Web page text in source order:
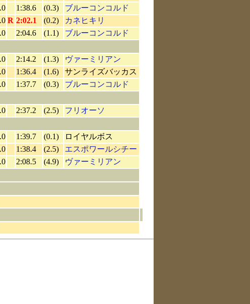
1:38.6 (0.3)
ブルーコンコルド
R 2:02.1 (0.2)
カネヒキリ
2:04.6 (1.1)
ブルーコンコルド
2:14.2 (1.3)
ヴァーミリアン
1:36.4 (1.6)
サンライズバッカス
1:37.7 (0.3)
ブルーコンコルド
2:37.2 (2.5)
フリオーソ
1:39.7 (0.1)
ロイヤルボス
1:38.4 (2.5)
エスポワールシチー
2:08.5 (4.9)
ヴァーミリアン